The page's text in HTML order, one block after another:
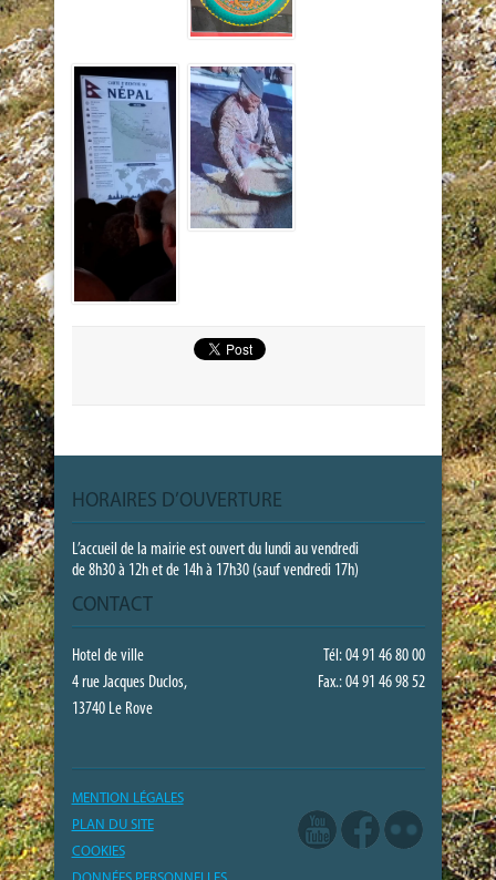
HORAIRES D’OUVERTURE
L’accueil de la mairie est ouvert du lundi au vendredi
de 8h30 à 12h et de 14h à 17h30 (sauf vendredi 17h)
CONTACT
Hotel de ville
Tél: 04 91 46 80 00
4 rue Jacques Duclos,
Fax.: 04 91 46 98 52
13740 Le Rove
MENTION LÉGALES
PLAN DU SITE
COOKIES